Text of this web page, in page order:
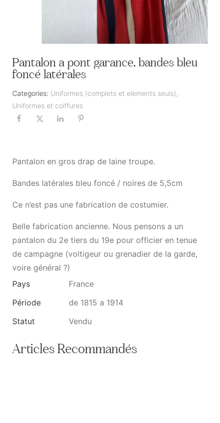
Pantalon a pont garance, bandes bleu
foncé latérales
Categories: Uniformes (complets et elements seuls),
Uniformes et coiffures
Pantalon en gros drap de laine troupe.
Bandes latérales bleu foncé / noires de 5,5cm
Ce n’est pas une fabrication de costumier.
Belle fabrication ancienne. Nous pensons a un
pantalon du 2e tiers du 19e pour officier en tenue
de campagne (voltigeur ou grenadier de la garde,
voire général ?)
Pays
France
Période
de 1815 a 1914
Statut
Vendu
Articles Recommandés